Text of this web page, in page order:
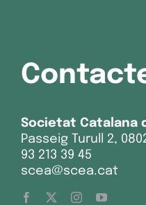
Societat Catalana
Passeig Turull 2,
93 213 39 45
scea@scea.cat